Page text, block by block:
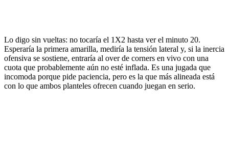
Lo digo sin vueltas: no tocaría el 1X2 hasta ver el minuto 20.
Esperaría la primera amarilla, mediría la tensión lateral y, si la inercia
ofensiva se sostiene, entraría al over de corners en vivo con una
cuota que probablemente aún no esté inflada. Es una jugada que
incomoda porque pide paciencia, pero es la que más alineada está
con lo que ambos planteles ofrecen cuando juegan en serio.